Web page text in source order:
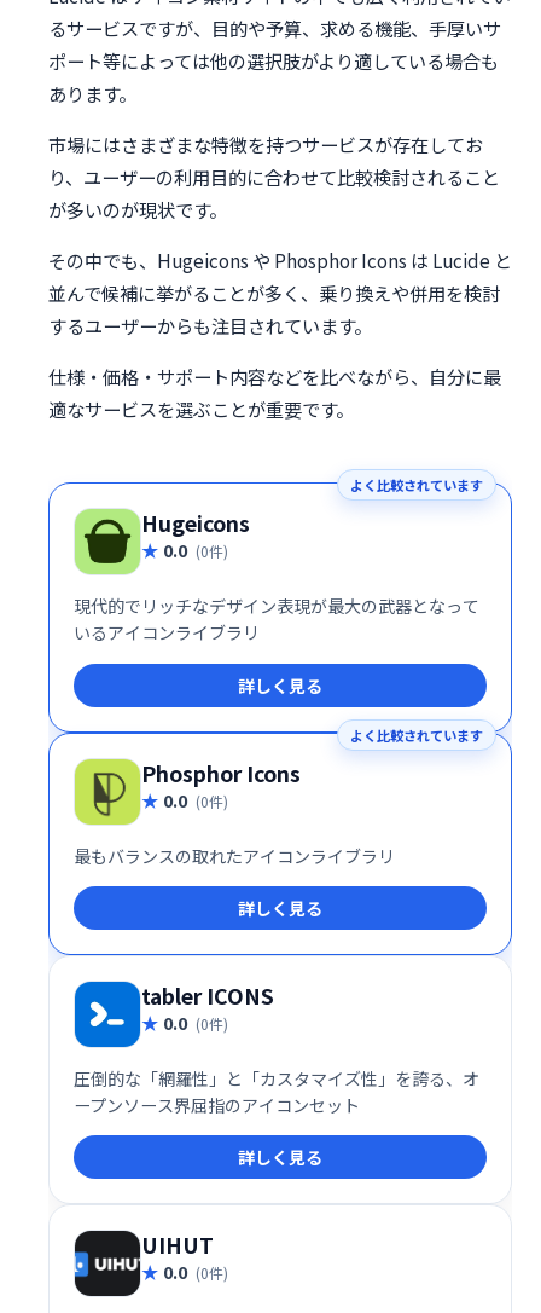
るサービスですが、目的や予算、求める機能、手厚いサ
ポート等によっては他の選択肢がより適している場合も
あります。
市場にはさまざまな特徴を持つサービスが存在してお
り、ユーザーの利用目的に合わせて比較検討されること
が多いのが現状です。
その中でも、Hugeicons や Phosphor Icons は Lucide と
並んで候補に挙がることが多く、乗り換えや併用を検討
するユーザーからも注目されています。
仕様・価格・サポート内容などを比べながら、自分に最
適なサービスを選ぶことが重要です。
よく比較されています
Hugeicons
0.0 (0件)
現代的でリッチなデザイン表現が最大の武器となって
いるアイコンライブラリ
詳しく見る
よく比較されています
Phosphor Icons
0.0 (0件)
最もバランスの取れたアイコンライブラリ
詳しく見る
tabler ICONS
0.0 (0件)
圧倒的な「網羅性」と「カスタマイズ性」を誇る、オ
ープンソース界屈指のアイコンセット
詳しく見る
UIHUT
0.0 (0件)